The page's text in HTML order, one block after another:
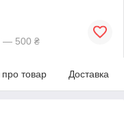
— 500 ₴
про товар Доставка